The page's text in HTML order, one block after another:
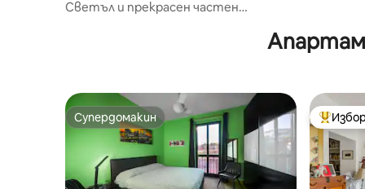
Светъл и прекрасен частен
Супердомакин
Супердомакин Най-